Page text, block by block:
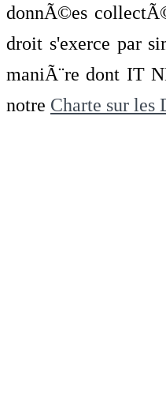
donnÃ©es
droit s'exerce par
maniÃ¨re dont IT
notre Charte sur les